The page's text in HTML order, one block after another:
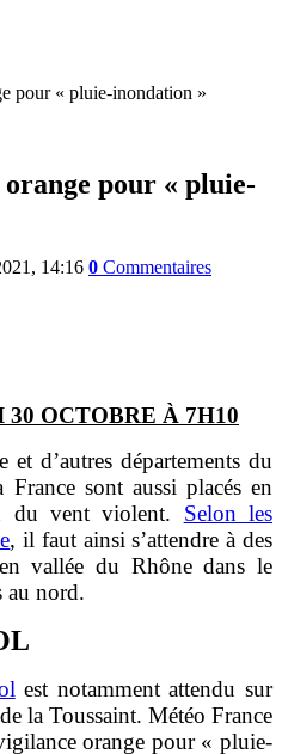
pour « pluie-inondation »
pour « pluie-
14:16 0 Commentaires
OCTOBRE À 7H10
d’autres départements du
sont aussi placés en
du vent violent. Selon les
, il faut ainsi s’attendre à des
vallée du Rhône dans le
au nord.
est notamment attendu sur
la Toussaint. Météo France
orange pour « pluie-